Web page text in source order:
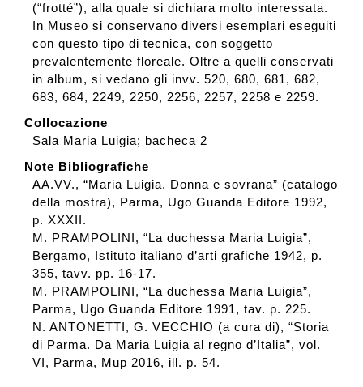
(“frotté”), alla quale si dichiara molto interessata.
In Museo si conservano diversi esemplari eseguiti
con questo tipo di tecnica, con soggetto
prevalentemente floreale. Oltre a quelli conservati
in album, si vedano gli invv. 520, 680, 681, 682,
683, 684, 2249, 2250, 2256, 2257, 2258 e 2259.
Collocazione
Sala Maria Luigia; bacheca 2
Note Bibliografiche
AA.VV., “Maria Luigia. Donna e sovrana” (catalogo
della mostra), Parma, Ugo Guanda Editore 1992,
p. XXXII.
M. PRAMPOLINI, “La duchessa Maria Luigia”,
Bergamo, Istituto italiano d’arti grafiche 1942, p.
355, tavv. pp. 16-17.
M. PRAMPOLINI, “La duchessa Maria Luigia”,
Parma, Ugo Guanda Editore 1991, tav. p. 225.
N. ANTONETTI, G. VECCHIO (a cura di), “Storia
di Parma. Da Maria Luigia al regno d’Italia”, vol.
VI, Parma, Mup 2016, ill. p. 54.